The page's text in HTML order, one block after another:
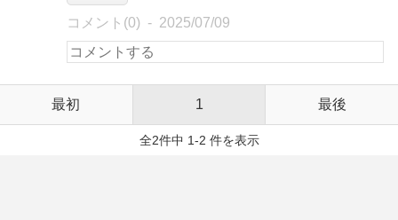
コメント(0) 2025/07/09
最初 1 最後
全2件中 1-2 件を表示